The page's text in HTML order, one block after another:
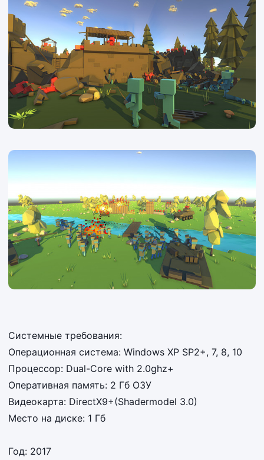
Системные требования:
Операционная система: Windows XP SP2+, 7, 8, 10
Процессор: Dual-Core with 2.0ghz+
Оперативная память: 2 Гб ОЗУ
Видеокарта: DirectX9+(Shadermodel 3.0)
Место на диске: 1 Гб
Год: 2017